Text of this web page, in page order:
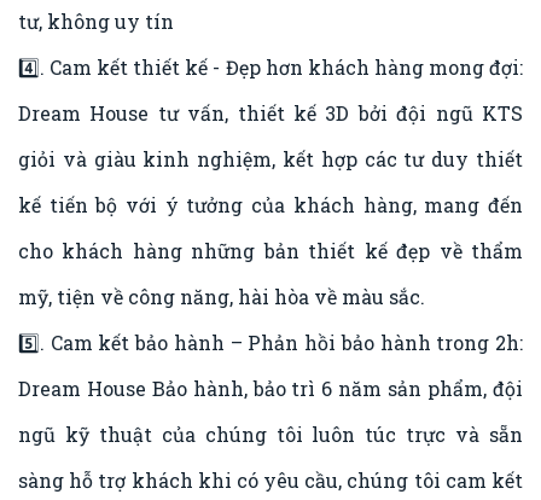
tư, không uy tín
4️⃣. Cam kết thiết kế - Đẹp hơn khách hàng mong đợi:
Dream House tư vấn, thiết kế 3D bởi đội ngũ KTS
giỏi và giàu kinh nghiệm, kết hợp các tư duy thiết
kế tiến bộ với ý tưởng của khách hàng, mang đến
cho khách hàng những bản thiết kế đẹp về thẩm
mỹ, tiện về công năng, hài hòa về màu sắc.
5️⃣. Cam kết bảo hành – Phản hồi bảo hành trong 2h:
Dream House Bảo hành, bảo trì 6 năm sản phẩm, đội
ngũ kỹ thuật của chúng tôi luôn túc trực và sẵn
sàng hỗ trợ khách khi có yêu cầu, chúng tôi cam kết